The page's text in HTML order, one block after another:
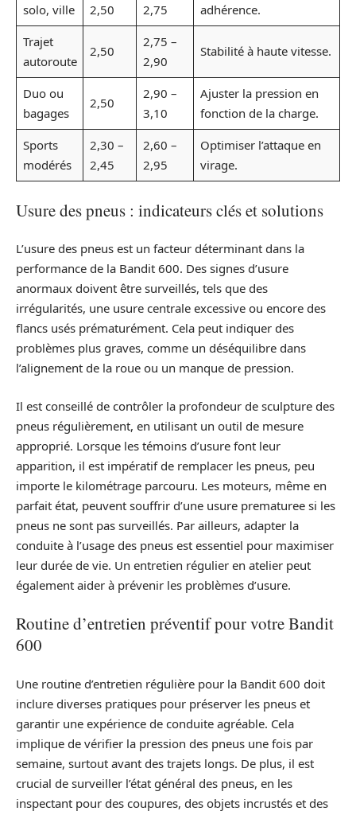
solo, ville
2,50
2,75
adhérence.
Trajet
autoroute
2,50
2,75 –
2,90
Stabilité à haute vitesse.
Duo ou
bagages
2,50
2,90 –
3,10
Ajuster la pression en
fonction de la charge.
Sports
modérés
2,30 –
2,45
2,60 –
2,95
Optimiser l’attaque en
virage.
Usure des pneus : indicateurs clés et solutions
L’usure des pneus est un facteur déterminant dans la
performance de la Bandit 600. Des signes d’usure
anormaux doivent être surveillés, tels que des
irrégularités, une usure centrale excessive ou encore des
flancs usés prématurément. Cela peut indiquer des
problèmes plus graves, comme un déséquilibre dans
l’alignement de la roue ou un manque de pression.
Il est conseillé de contrôler la profondeur de sculpture des
pneus régulièrement, en utilisant un outil de mesure
approprié. Lorsque les témoins d’usure font leur
apparition, il est impératif de remplacer les pneus, peu
importe le kilométrage parcouru. Les moteurs, même en
parfait état, peuvent souffrir d’une usure prematuree si les
pneus ne sont pas surveillés. Par ailleurs, adapter la
conduite à l’usage des pneus est essentiel pour maximiser
leur durée de vie. Un entretien régulier en atelier peut
également aider à prévenir les problèmes d’usure.
Routine d’entretien préventif pour votre Bandit
600
Une routine d’entretien régulière pour la Bandit 600 doit
inclure diverses pratiques pour préserver les pneus et
garantir une expérience de conduite agréable. Cela
implique de vérifier la pression des pneus une fois par
semaine, surtout avant des trajets longs. De plus, il est
crucial de surveiller l’état général des pneus, en les
inspectant pour des coupures, des objets incrustés et des